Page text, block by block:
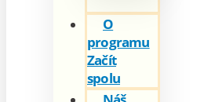
O
programu
Začít
spolu